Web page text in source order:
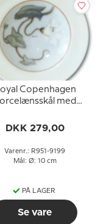
Copenhagen
med
DKK 279,00
Varenr.: R951-9199
Mål: Ø: 10 cm
PÅ LAGER
Se vare